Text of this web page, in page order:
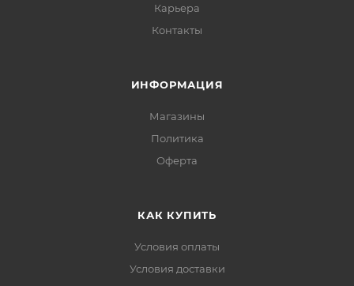
Карьера
Контакты
ИНФОРМАЦИЯ
Магазины
Политика
Офертa
КАК КУПИТЬ
Условия оплаты
Условия доставки